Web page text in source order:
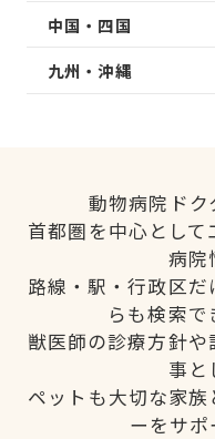
中国・四国
九州・沖縄
動物病院ドク
首都圏を中心とし
病院
路線・駅・行政区
らも検索で
獣医師の診療方針
事と
ペットも大切な家
ーをサポ